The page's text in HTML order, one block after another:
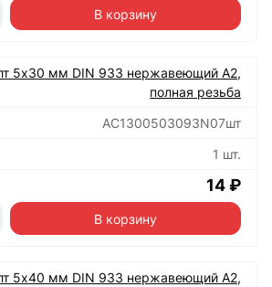
В корзину
5х30 мм DIN 933 нержавеющий А2,
полная резьба
АС1300503093N07шт
1 шт.
14 ₽
В корзину
5х40 мм DIN 933 нержавеющий А2,